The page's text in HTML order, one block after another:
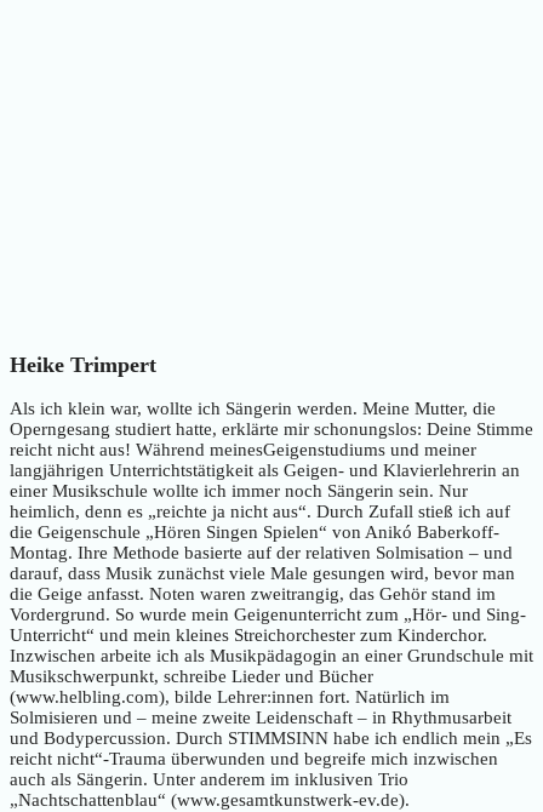
Heike Trimpert
Als ich klein war, wollte ich Sängerin werden. Meine Mutter, die
Operngesang studiert hatte, erklärte mir schonungslos: Deine Stimme
reicht nicht aus! Während meinesGeigenstudiums und meiner
langjährigen Unterrichtstätigkeit als Geigen- und Klavierlehrerin an
einer Musikschule wollte ich immer noch Sängerin sein. Nur
heimlich, denn es „reichte ja nicht aus“. Durch Zufall stieß ich auf
die Geigenschule „Hören Singen Spielen“ von Anikó Baberkoff-
Montag. Ihre Methode basierte auf der relativen Solmisation – und
darauf, dass Musik zunächst viele Male gesungen wird, bevor man
die Geige anfasst. Noten waren zweitrangig, das Gehör stand im
Vordergrund. So wurde mein Geigenunterricht zum „Hör- und Sing-
Unterricht“ und mein kleines Streichorchester zum Kinderchor.
Inzwischen arbeite ich als Musikpädagogin an einer Grundschule mit
Musikschwerpunkt, schreibe Lieder und Bücher
(www.helbling.com), bilde Lehrer:innen fort. Natürlich im
Solmisieren und – meine zweite Leidenschaft – in Rhythmusarbeit
und Bodypercussion. Durch STIMMSINN habe ich endlich mein „Es
reicht nicht“-Trauma überwunden und begreife mich inzwischen
auch als Sängerin. Unter anderem im inklusiven Trio
„Nachtschattenblau“ (www.gesamtkunstwerk-ev.de).